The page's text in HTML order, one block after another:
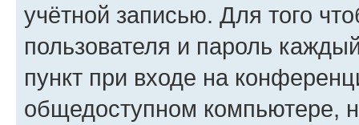
учётной записью. Для того
пользователя и пароль
пункт при входе на
общедоступном компьютере,